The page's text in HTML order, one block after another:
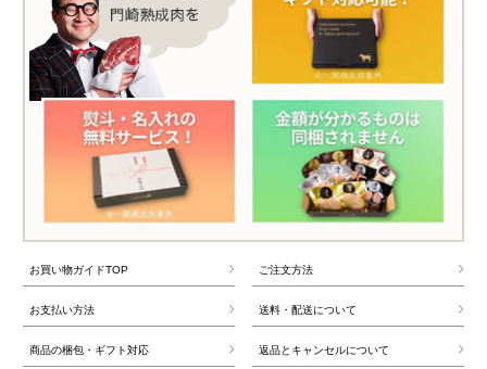
お買い物ガイドTOP ご注文方法
お支払い方法 送料・配送について
商品の梱包・ギフト対応 返品とキャンセルについて